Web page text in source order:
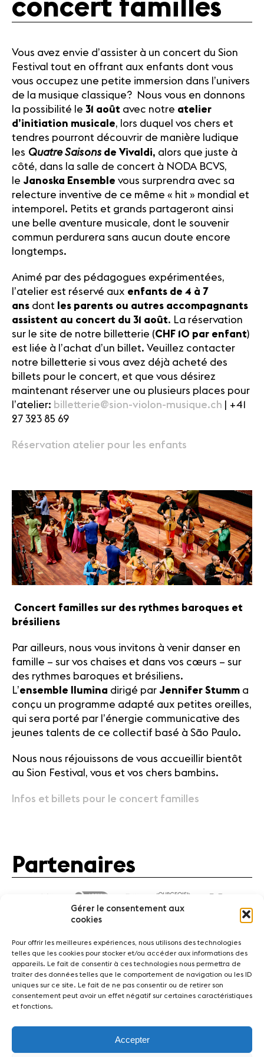
Gérer le consentement aux
cookies
Pour offrir les meilleures expériences, nous utilisons des technologies
telles que les cookies pour stocker et/ou accéder aux informations des
appareils. Le fait de consentir à ces technologies nous permettra de
traiter des données telles que le comportement de navigation ou les ID
uniques sur ce site. Le fait de ne pas consentir ou de retirer son
consentement peut avoir un effet négatif sur certaines caractéristiques
et fonctions.
Accepter
Médias
Emplois
Mentions
Contact
concert familles
Vous avez envie d’assister à un concert du Sion
Festival tout en offrant aux enfants dont vous
vous occupez une petite immersion dans l’univers
de la musique classique? Nous vous en donnons
la possibilité le 31 août avec notre atelier
d’initiation musicale, lors duquel vos chers et
tendres pourront découvrir de manière ludique
les Quatre Saisonsde Vivaldi, alors que juste à
côté, dans la salle de concert à NODA BCVS,
le Janoska Ensemble vous surprendra avec sa
relecture inventive de ce même « hit » mondial et
intemporel. Petits et grands partageront ainsi
une belle aventure musicale, dont le souvenir
commun perdurera sans aucun doute encore
longtemps.
Animé par des pédagogues expérimentées,
l’atelier est réservé aux enfants de 4 à 7
ans dont les parents ou autres accompagnants
assistent au concert du 31 août. La réservation
sur le site de notre billetterie (CHF 10 par enfant)
est liée à l’achat d’un billet. Veuillez contacter
notre billetterie si vous avez déjà acheté des
billets pour le concert, et que vous désirez
maintenant réserver une ou plusieurs places pour
l’atelier: billetterie@sion-violon-musique.ch | +41
27 323 85 69
Réservation atelier pour les enfants
Concert familles sur des rythmes baroques et
brésiliens
Par ailleurs, nous vous invitons à venir danser en
famille – sur vos chaises et dans vos cœurs – sur
des rythmes baroques et brésiliens.
L’ensemble Ilumina dirigé par Jennifer Stumm a
conçu un programme adapté aux petites oreilles,
qui sera porté par l’énergie communicative des
jeunes talents de ce collectif basé à São Paulo.
Nous nous réjouissons de vous accueillir bientôt
au Sion Festival, vous et vos chers bambins.
Infos et billets pour le concert familles
Partenaires
ActualitésConcerts Bénévoles Médiation
Mentions légalesContact